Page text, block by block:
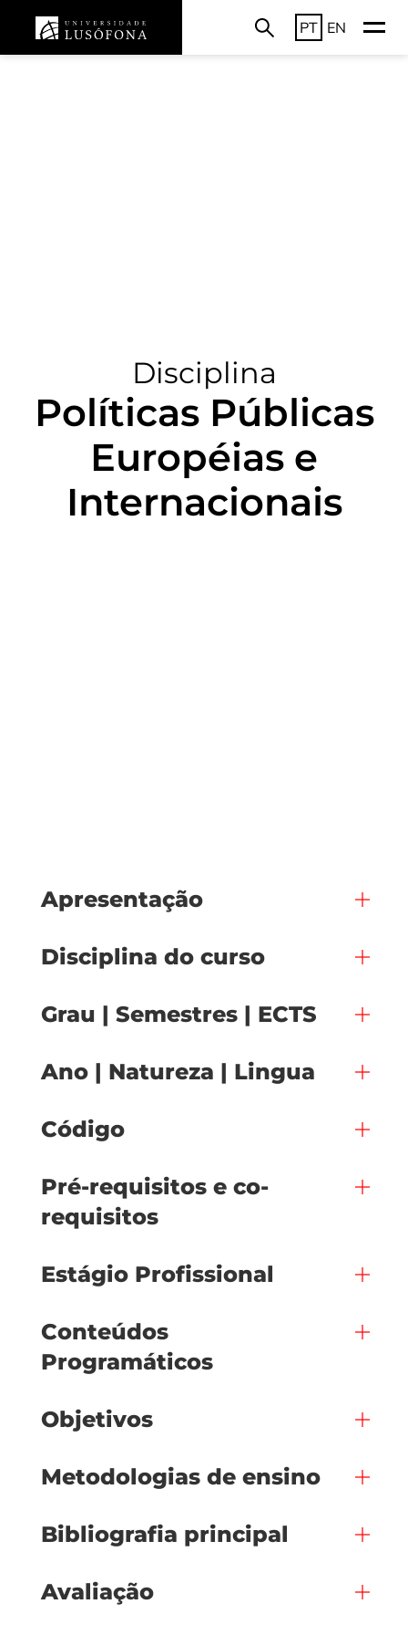
PT EN
Disciplina
Políticas Públicas
Européias e
Internacionais
Apresentação
Disciplina do curso
Grau | Semestres | ECTS
Ano | Natureza | Lingua
Código
Pré-requisitos e co-
requisitos
Estágio Profissional
Conteúdos
Programáticos
Objetivos
Metodologias de ensino
Bibliografia principal
Avaliação